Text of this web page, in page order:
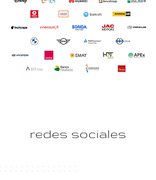
redes sociales